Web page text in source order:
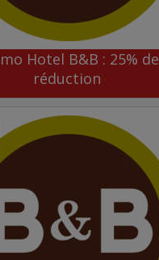
Hotel B&B : 25% de
réduction